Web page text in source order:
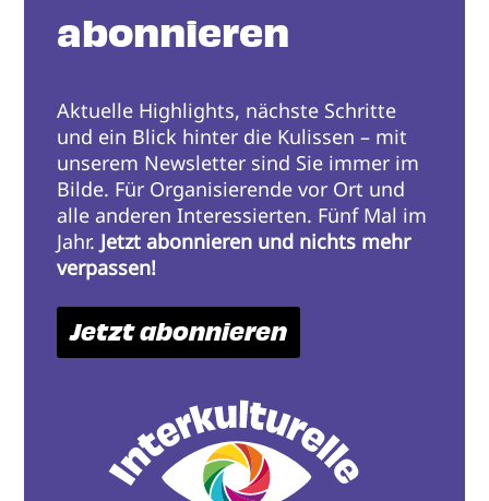
abonnieren
Aktuelle Highlights, nächste Schritte
und ein Blick hinter die Kulissen – mit
unserem Newsletter sind Sie immer im
Bilde. Für Organisierende vor Ort und
alle anderen Interessierten. Fünf Mal im
Jahr. Jetzt abonnieren und nichts mehr
verpassen!
Jetzt abonnieren